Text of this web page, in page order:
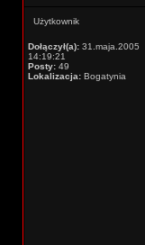
Użytkownik
Dołączył(a): 31.maja.2005
14:19:21
Posty: 49
Lokalizacja: Bogatynia